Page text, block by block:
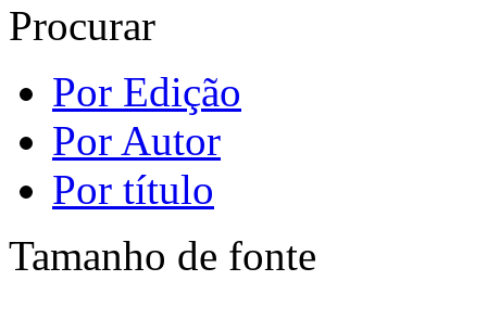
Procurar
Por Edição
Por Autor
Por título
Tamanho de fonte